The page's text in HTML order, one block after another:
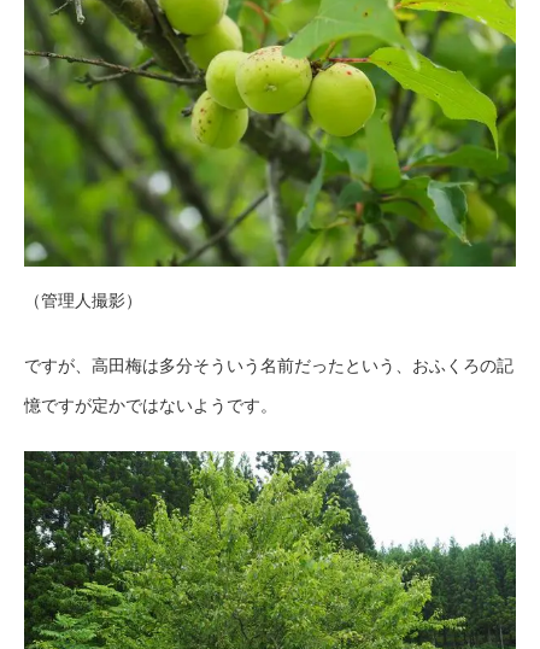
（管理人撮影）
ですが、高田梅は多分そういう名前だったという、おふくろの記
憶ですが定かではないようです。